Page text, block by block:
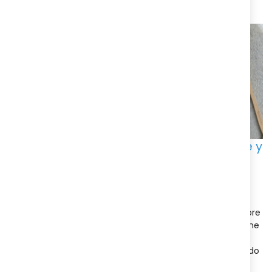
Nuestros mejores productos de higiene y
asegurar que mantengas tu bienestar y te sientas siempre
en tu mejor forma. Nuestra gama de productos de higiene
, así como productos específicos para el cuidado